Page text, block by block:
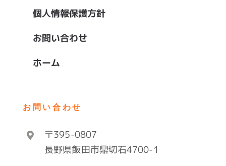
個人情報保護方針
お問い合わせ
ホーム
お問い合わせ
〒395-0807
長野県飯田市鼎切石4700-1